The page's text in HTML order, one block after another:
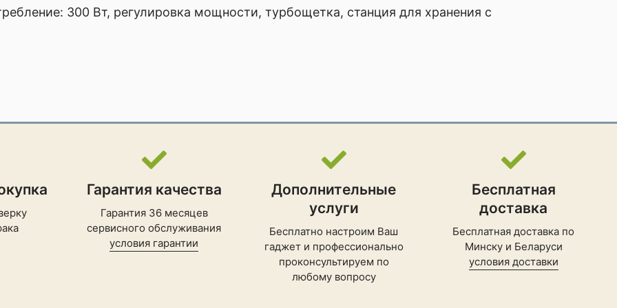
300 Вт, регулировка мощности, турбощетка, станция для хранения с
Гарантия качества
Гарантия 36 месяцев
сервисного обслуживания
условия гарантии
Дополнительные
услуги
Бесплатно настроим Ваш
гаджет и профессионально
проконсультируем по
любому вопросу
Бесплатная
доставка
Бесплатная доставка по
Минску и Беларуси
условия доставки